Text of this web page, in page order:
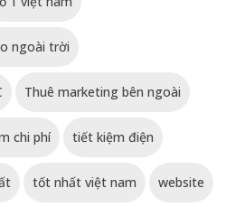
ngoài trời
Thuê marketing bên ngoài
chi phí tiết kiệm điện
tốt nhất việt nam website